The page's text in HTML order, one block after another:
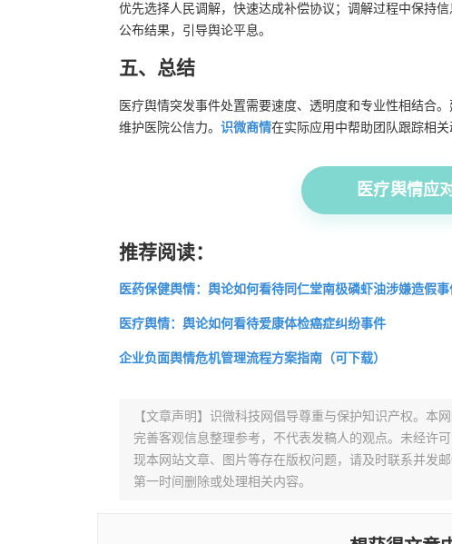
优先选择人民调解，快速达成补偿协议；调解过程中保持
公布结果，引导舆论平息。
五、总结
医疗舆情突发事件处置需要速度、透明度和专业性相结合
维护医院公信力。 识微商情在实际应用中帮助团队跟踪相关
医疗舆情应
推荐阅读：
医药保健舆情：舆论如何看待同仁堂南极磷虾油涉嫌造假事
医疗舆情：舆论如何看待爱康体检癌症纠纷事件
企业负面舆情危机管理流程方案指南（可下载）
【文章声明】识微科技网倡导尊重与保护知识产权。本
完善客观信息整理参考，不代表发稿人的观点。未经许
现本网站文章、图片等存在版权问题，请及时联系并发
第一时间删除或处理相关内容。